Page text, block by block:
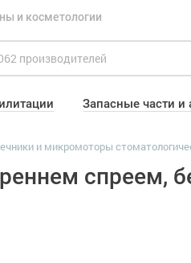
и косметологии
Запасные части и
и микромоторы
спреем,